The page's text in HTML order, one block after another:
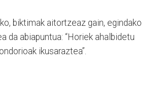
biktimak aitortzeaz gain, egindako
da abiapuntua: “Horiek ahalbidetu
ikusaraztea”.